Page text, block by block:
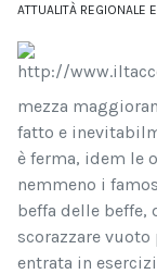
ATTUALITÀ REGIONALE
mezza
fatto e
è ferma, idem le
nemmeno i
beffa delle beffe,
scorazzare
entrata in